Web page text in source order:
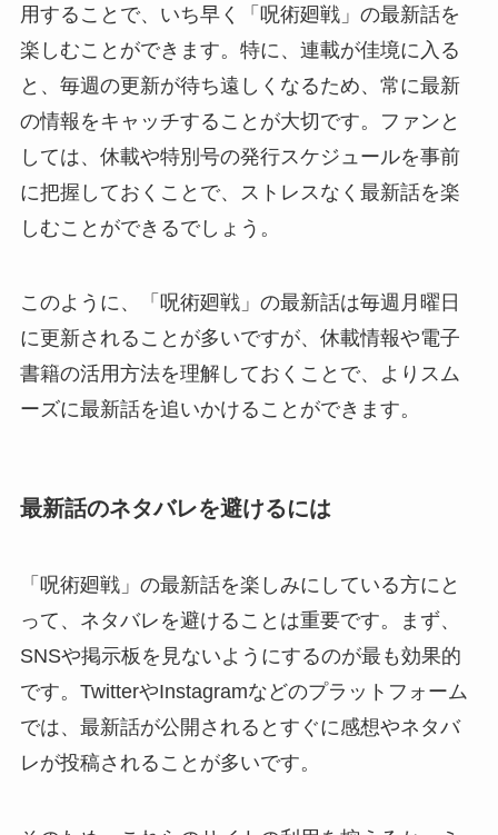
用することで、いち早く「呪術廻戦」の最新話を
楽しむことができます。特に、連載が佳境に入る
と、毎週の更新が待ち遠しくなるため、常に最新
の情報をキャッチすることが大切です。ファンと
しては、休載や特別号の発行スケジュールを事前
に把握しておくことで、ストレスなく最新話を楽
しむことができるでしょう。
このように、「呪術廻戦」の最新話は毎週月曜日
に更新されることが多いですが、休載情報や電子
書籍の活用方法を理解しておくことで、よりスム
ーズに最新話を追いかけることができます。
最新話のネタバレを避けるには
「呪術廻戦」の最新話を楽しみにしている方にと
って、ネタバレを避けることは重要です。まず、
SNSや掲示板を見ないようにするのが最も効果的
です。TwitterやInstagramなどのプラットフォーム
では、最新話が公開されるとすぐに感想やネタバ
レが投稿されることが多いです。